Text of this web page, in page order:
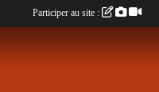
Participer au site :